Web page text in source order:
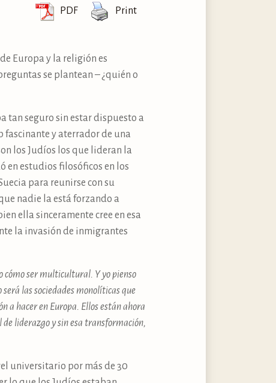
PDF Print
Europa y la religión es
se plantean – ¿quién o
tan seguro sin estar dispuesto a
fascinante y aterrador de una
los Judíos los que lideran la
en estudios filosóficos en los
para reunirse con su
nadie la está forzando a
ella sinceramente cree en esa
la invasión de inmigrantes
cómo ser multicultural. Y yo pienso
las sociedades monolíticas que
a hacer en Europa. Ellos están ahora
liderazgo y sin esa transformación,
universitario por más de 30